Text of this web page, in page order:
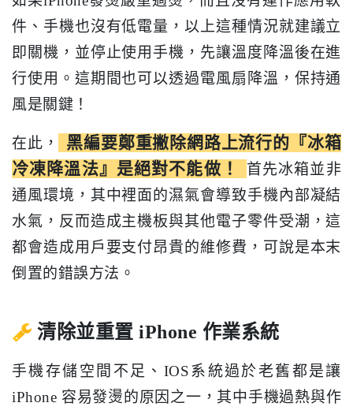
件、手機也沒有低電量，以上這種情況就建議立
即關機，並停止使用手機，先讓溫度降溫後在進
行使用。這期間也可以透過電風扇降溫，保持通
風是關鍵！
在此，
黑編要鄭重撇除網路上流行的『冰箱
冷凍降溫法』是絕對不能做！
首先冰箱並非
通風環境，其中裡面的濕氣會導致手機內部凝結
水氣，反而造成主機板與其他電子零件受潮，這
都會造成用戶要支付昂貴的維修費，可說是本末
倒置的錯誤方法。
清除並重置 iPhone 作業系統
手機存儲空間不足、IOS系統過於老舊都是讓
iPhone 容易發燙的原因之一，其中手機過熱與作